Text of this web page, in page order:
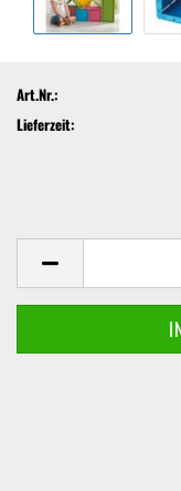
Art.Nr.:
Lieferzeit: